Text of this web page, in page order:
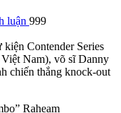
luận 999
kiện Contender Series
Nam), võ sĩ Danny
chiến thắng knock-out